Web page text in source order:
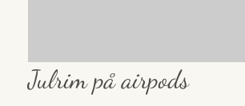
Julrim på airpods